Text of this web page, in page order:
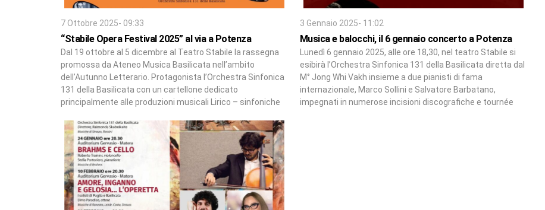
7 Ottobre 2025- 09:33
“Stabile Opera Festival 2025” al via a Potenza
Dal 19 ottobre al 5 dicembre al Teatro Stabile la rassegna
promossa da Ateneo Musica Basilicata nell’ambito
dell’Autunno Letterario. Protagonista l’Orchestra Sinfonica
131 della Basilicata con un cartellone dedicato
principalmente alle produzioni musicali Lirico – sinfoniche
3 Gennaio 2025- 11:02
Musica e balocchi, il 6 gennaio concerto a Potenza
Lunedì 6 gennaio 2025, alle ore 18,30, nel teatro Stabile si
esibirà l’Orchestra Sinfonica 131 della Basilicata diretta dal
M° Jong Whi Vakh insieme a due pianisti di fama
internazionale, Marco Sollini e Salvatore Barbatano,
impegnati in numerose incisioni discografiche e tournée